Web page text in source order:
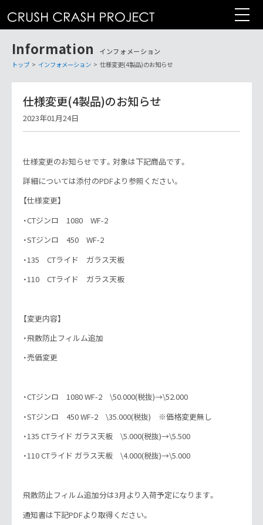
テ
Information インフォメーション
トップ > インフォメーション > 仕様変更(4製品)のお知らせ
仕様変更(4製品)のお知らせ
2023年01月24日
仕様変更のお知らせです。対象は下記商品です。
詳細については添付のPDFより参照ください。
【仕様変更】
・CTジンロ 1080 WF-2
・STジンロ 450 WF-2
・135 CTライド ガラス天板
・110 CTライド ガラス天板
【変更内容】
・飛散防止フィルム追加
・売価変更
・CTジンロ 1080 WF-2 \50.000(税抜)→\52.000
・STジンロ 450 WF-2 \35.000(税抜) ※価格変更無し
・135 CTライド ガラス天板 \5.000(税抜)→\5.500
・110 CTライド ガラス天板 \4.000(税抜)→\5.000
飛散防止フィルム追加分は3月より入荷予定になります。
通知書は下記PDFより取得ください。